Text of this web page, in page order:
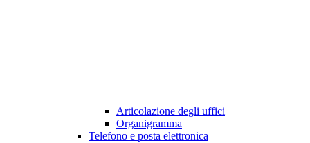
Articolazione degli uffici
Organigramma
Telefono e posta elettronica